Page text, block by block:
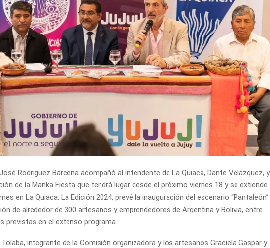
Rodríguez Bárcena acompañó al intendente de La Quiaca, Dante Velázquez, y
de la Manka Fiesta que tendrá lugar desde el próximo viernes 18 y se extiende
en La Quiaca. La Edición 2024, prevé la inauguración del escenario “Pantaleón”
de alrededor de 300 artesanos y emprendedores de Argentina y Bolivia, entre
previstas en el extenso programa.
integrante de la Comisión organizadora y los artesanos Graciela Gaspar y